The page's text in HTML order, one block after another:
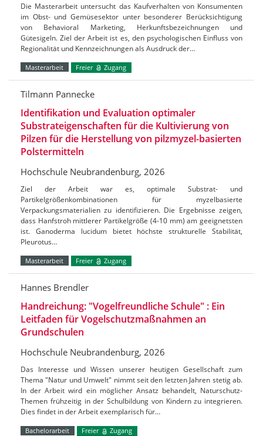
Die Masterarbeit untersucht das Kaufverhalten von Konsumenten
im Obst- und Gemüsesektor unter besonderer Berücksichtigung
von Behavioral Marketing, Herkunftsbezeichnungen und
Gütesigeln. Ziel der Arbeit ist es, den psychologischen Einfluss von
Regionalität und Kennzeichnungen als Ausdruck der…
Masterarbeit Freier Zugang
Tilmann Pannecke
Identifikation und Evaluation optimaler
Substrateigenschaften für die Kultivierung von
Pilzen für die Herstellung von pilzmyzel-basierten
Polstermitteln
Hochschule Neubrandenburg, 2026
Ziel der Arbeit war es, optimale Substrat- und
Partikelgrößenkombinationen für myzelbasierte
Verpackungsmaterialien zu identifizieren. Die Ergebnisse zeigen,
dass Hanfstroh mittlerer Partikelgröße (4-10 mm) am geeignetsten
ist. Ganoderma lucidum bietet höchste strukturelle Stabilität,
Pleurotus…
Masterarbeit Freier Zugang
Hannes Brendler
Handreichung: "Vogelfreundliche Schule" : Ein
Leitfaden für Vogelschutzmaßnahmen an
Grundschulen
Hochschule Neubrandenburg, 2026
Das Interesse und Wissen unserer heutigen Gesellschaft zum
Thema "Natur und Umwelt" nimmt seit den letzten Jahren stetig ab.
In der Arbeit wird ein möglicher Ansatz behandelt, Naturschutz-
Themen frühzeitig in der Schulbildung von Kindern zu integrieren.
Dies findet in der Arbeit exemplarisch für…
Bachelorarbeit Freier Zugang